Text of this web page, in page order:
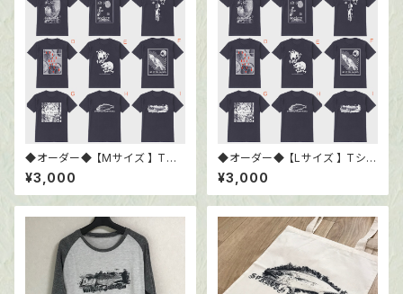
◆オーダー◆ 【Mサイズ 】 Tシ
ャツ6.0oz ブラック
¥3,000
◆オーダー◆ 【Lサイズ 】 Tシャ
ツ6.0oz ブラック
¥3,000